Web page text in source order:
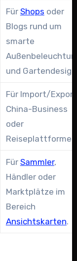
Für Shops oder
Blogs rund um
smarte
und
Für Import/
China-Business
oder
Für Sammler,
Händler oder
Marktplätze im
Bereich
Ansichtskarten.